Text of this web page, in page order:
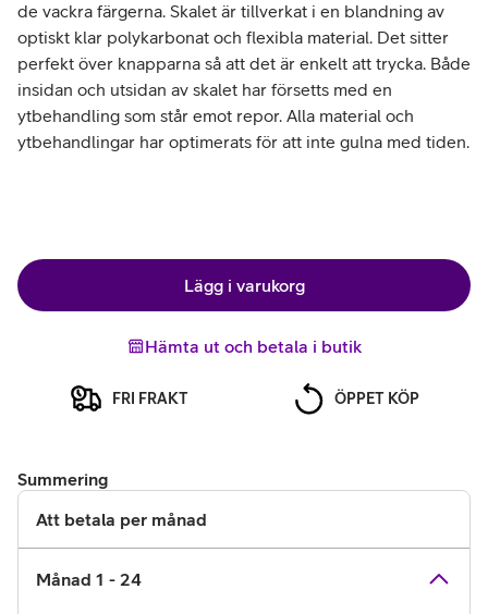
de vackra färgerna. Skalet är tillverkat i en blandning av
optiskt klar polykarbonat och flexibla material. Det sitter
perfekt över knapparna så att det är enkelt att trycka. Både
insidan och utsidan av skalet har försetts med en
ytbehandling som står emot repor. Alla material och
ytbehandlingar har optimerats för att inte gulna med tiden.
Lägg i varukorg
Hämta ut och betala i butik
FRI FRAKT ÖPPET KÖP
Summering
Att betala per månad
Månad 1 - 24